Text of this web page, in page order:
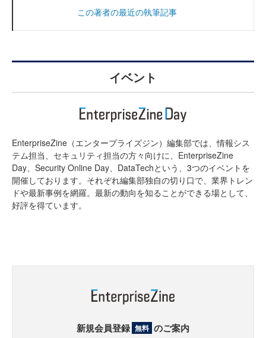
この著者の最近の執筆記事
イベント
EnterpriseZine（エンタープライズジン）編集部では、情報シス
テム担当、セキュリティ担当の方々向けに、EnterpriseZine
Day、Security Online Day、DataTechという、3つのイベントを
開催しております。それぞれ編集部独自の切り口で、業界トレン
ドや最新事例を網羅。最新の動向を知ることができる場として、
好評を得ています。
新規会員登録 無料 のご案内